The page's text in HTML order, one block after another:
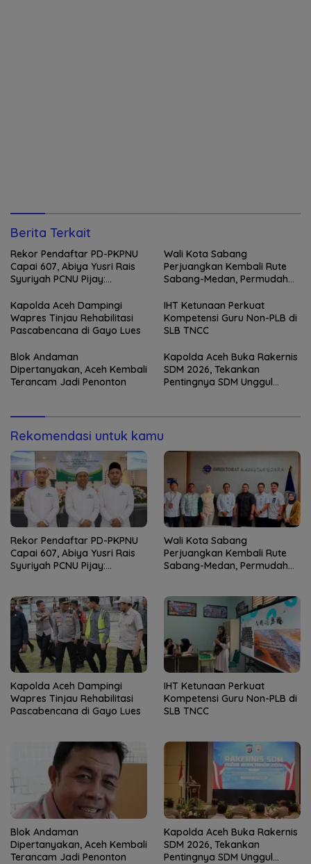
Berita Terkait
Rekor Pendaftar PD-PKPNU
Capai 607, Abiya Yusri Rais
Syuriyah PCNU Pijay:
Jantung Jam’iyah
Wali Kota Sabang
Perjuangkan Kembali Rute
Sabang-Medan, Permudah
Weh
Kapolda Aceh Dampingi
Wapres Tinjau Rehabilitasi
Pascabencana di Gayo Lues
IHT Ketunaan Perkuat
Kompetensi Guru Non-PLB di
SLB TNCC
Blok Andaman
Dipertanyakan, Aceh Kembali
Terancam Jadi Penonton
Kapolda Aceh Buka Rakernis
SDM 2026, Tekankan
Pentingnya SDM Unggul
Rekomendasi untuk kamu
Rekor Pendaftar PD-PKPNU
Capai 607, Abiya Yusri Rais
Syuriyah PCNU Pijay:
Wali Kota Sabang
Perjuangkan Kembali Rute
Sabang-Medan, Permudah
Kapolda Aceh Dampingi
Wapres Tinjau Rehabilitasi
Pascabencana di Gayo Lues
IHT Ketunaan Perkuat
Kompetensi Guru Non-PLB di
SLB TNCC
Blok Andaman
Dipertanyakan, Aceh Kembali
Terancam Jadi Penonton
Kapolda Aceh Buka Rakernis
SDM 2026, Tekankan
Pentingnya SDM Unggul